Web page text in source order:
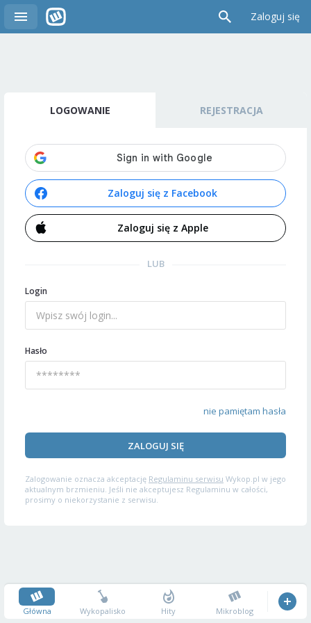
Zaloguj się
LOGOWANIE REJESTRACJA
Zaloguj się z Facebook
Zaloguj się z Apple
LUB
Login
Hasło
nie pamiętam hasła
ZALOGUJ SIĘ
Zalogowanie oznacza akceptację Regulaminu serwisu Wykop.pl w jego
aktualnym brzmieniu. Jeśli nie akceptujesz Regulaminu w całości,
prosimy o niekorzystanie z serwisu.
Główna Wykopalisko Hity Mikroblog